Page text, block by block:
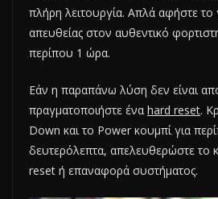
πλήρη λειτουργία. Απλά αφήστε το
απευθείας στον αυθεντικό
περίπου 1 ώρα.
Εάν η παραπάνω λύση δεν είναι
πραγματοποιήστε ένα hard reset.
Down και το Power κουμπί για
δευτερόλεπτα, απελευθερώστε το
reset ή επαναφορά συστήματος.